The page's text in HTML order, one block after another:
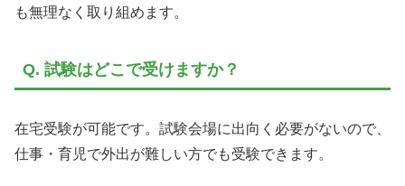
も無理なく取り組めます。
Q. 試験はどこで受けますか？
在宅受験が可能です。試験会場に出向く必要がないので、
仕事・育児で外出が難しい方でも受験できます。